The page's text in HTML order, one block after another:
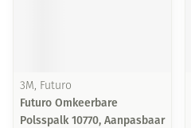
3M, Futuro
Futuro Omkeerbare
Polsspalk 10770, Aanpasbaar